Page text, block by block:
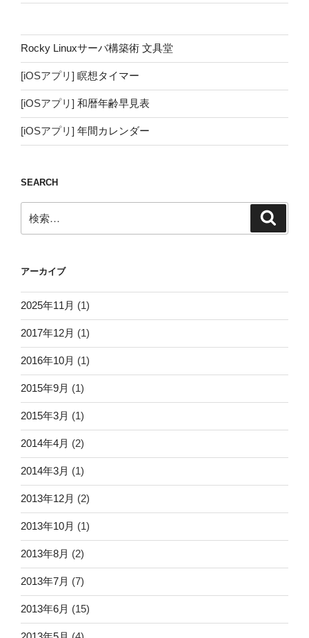
Rocky Linuxサーバ構築術 文具堂
[iOSアプリ] 瞑想タイマー
[iOSアプリ] 和暦年齢早見表
[iOSアプリ] 年間カレンダー
SEARCH
索:
アーカイブ
2025年11月 (1)
2017年12月 (1)
2016年10月 (1)
2015年9月 (1)
2015年3月 (1)
2014年4月 (2)
2014年3月 (1)
2013年12月 (2)
2013年10月 (1)
2013年8月 (2)
2013年7月 (7)
2013年6月 (15)